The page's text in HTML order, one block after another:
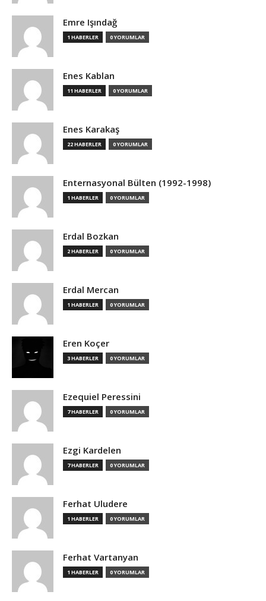
Emre Işındağ
1 HABERLER 0 YORUMLAR
Enes Kablan
11 HABERLER 0 YORUMLAR
Enes Karakaş
22 HABERLER 0 YORUMLAR
Enternasyonal Bülten (1992-1998)
1 HABERLER 0 YORUMLAR
Erdal Bozkan
2 HABERLER 0 YORUMLAR
Erdal Mercan
1 HABERLER 0 YORUMLAR
Eren Koçer
3 HABERLER 0 YORUMLAR
Ezequiel Peressini
7 HABERLER 0 YORUMLAR
Ezgi Kardelen
7 HABERLER 0 YORUMLAR
Ferhat Uludere
1 HABERLER 0 YORUMLAR
Ferhat Vartanyan
1 HABERLER 0 YORUMLAR